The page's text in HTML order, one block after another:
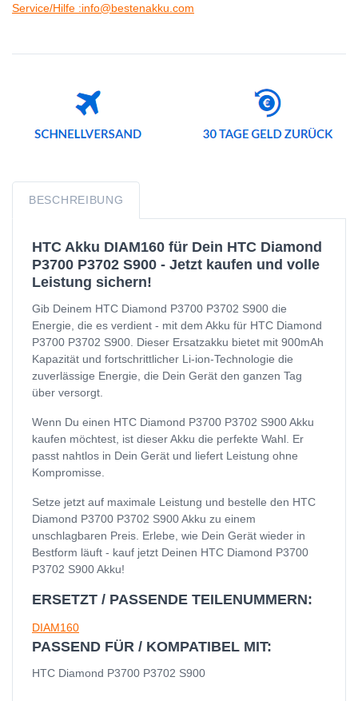
Service/Hilfe :info@bestenakku.com
BESCHREIBUNG
HTC Akku DIAM160 für Dein HTC Diamond
P3700 P3702 S900 - Jetzt kaufen und volle
Leistung sichern!
Gib Deinem HTC Diamond P3700 P3702 S900 die
Energie, die es verdient - mit dem Akku für HTC Diamond
P3700 P3702 S900. Dieser Ersatzakku bietet mit 900mAh
Kapazität und fortschrittlicher Li-ion-Technologie die
zuverlässige Energie, die Dein Gerät den ganzen Tag
über versorgt.
Wenn Du einen HTC Diamond P3700 P3702 S900 Akku
kaufen möchtest, ist dieser Akku die perfekte Wahl. Er
passt nahtlos in Dein Gerät und liefert Leistung ohne
Kompromisse.
Setze jetzt auf maximale Leistung und bestelle den HTC
Diamond P3700 P3702 S900 Akku zu einem
unschlagbaren Preis. Erlebe, wie Dein Gerät wieder in
Bestform läuft - kauf jetzt Deinen HTC Diamond P3700
P3702 S900 Akku!
ERSETZT / PASSENDE TEILENUMMERN:
DIAM160
PASSEND FÜR / KOMPATIBEL MIT:
HTC Diamond P3700 P3702 S900